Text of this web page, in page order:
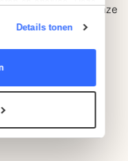
of die ze hebben
Details tonen
houden? Op onze
lees je meer over
snel en